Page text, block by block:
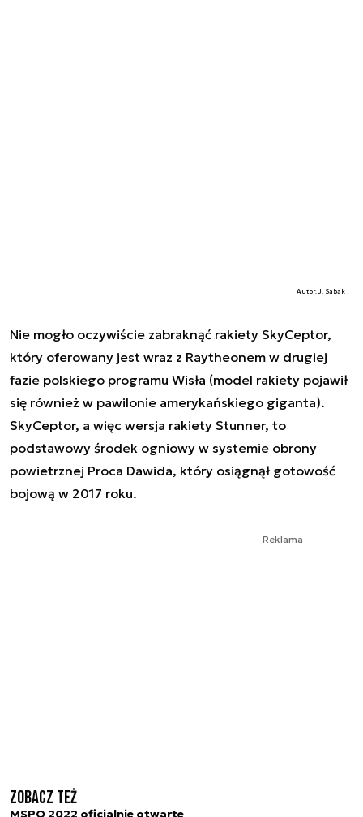
Autor. J. Sabak
Nie mogło oczywiście zabraknąć rakiety SkyCeptor,
który oferowany jest wraz z Raytheonem w drugiej
fazie polskiego programu Wisła (model rakiety pojawił
się również w pawilonie amerykańskiego giganta).
SkyCeptor, a więc wersja rakiety Stunner, to
podstawowy środek ogniowy w systemie obrony
powietrznej Proca Dawida, który osiągnął gotowość
bojową w 2017 roku.
Reklama
Zobacz też
MSPO 2022 oficjalnie otwarte